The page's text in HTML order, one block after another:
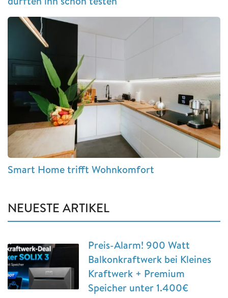
Smart Home trifft Wohnkomfort
NEUESTE ARTIKEL
Preis-Alarm! 900 Watt
Balkonkraftwerk bei Kleines
Kraftwerk + Premium
Speicher unter 1.400€